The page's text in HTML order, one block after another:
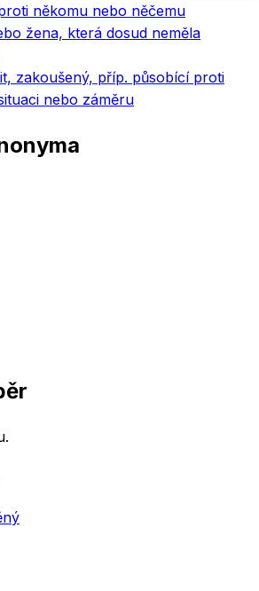
někomu nebo něčemu
žena, která dosud neměla
zakoušený, příp. působící proti
nebo záměru